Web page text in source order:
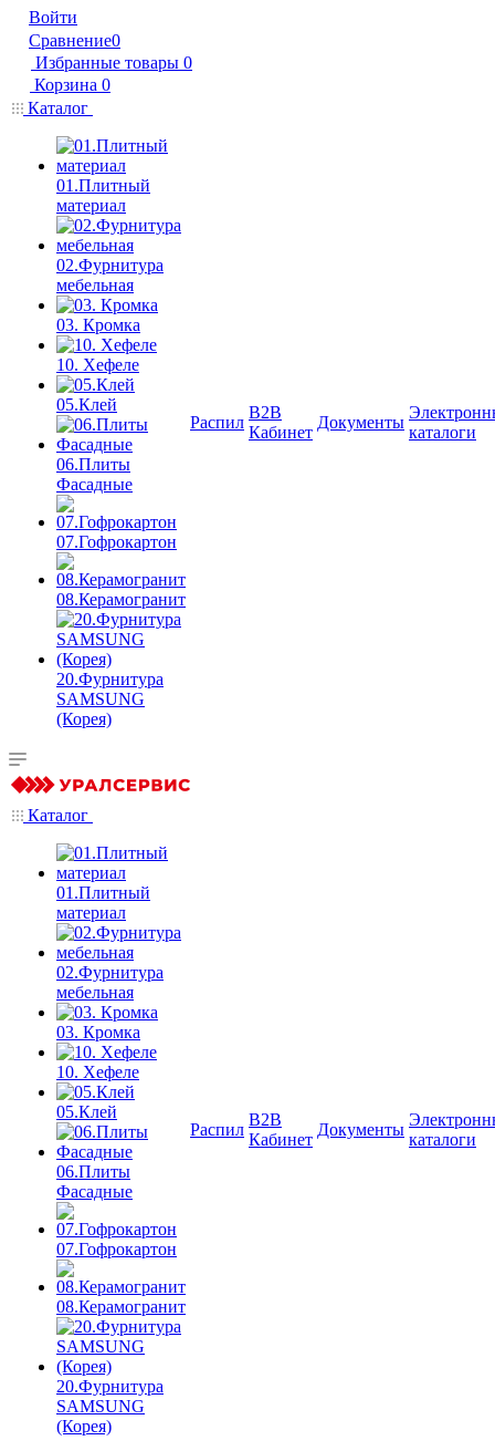
Войти
Сравнение0
Избранные товары 0
Корзина 0
Каталог
01.Плитный
материал
02.Фурнитура
мебельная
03. Кромка
10. Хефеле
05.Клей
06.Плиты
Фасадные
07.Гофрокартон
08.Керамогранит
20.Фурнитура
SAMSUNG
(Корея)
Распил
B2B
Кабинет
Документы
каталоги
Каталог
01.Плитный
материал
02.Фурнитура
мебельная
03. Кромка
10. Хефеле
05.Клей
06.Плиты
Фасадные
07.Гофрокартон
08.Керамогранит
20.Фурнитура
SAMSUNG
(Корея)
Распил
B2B
Кабинет
Документы
каталоги